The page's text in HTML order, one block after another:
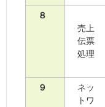
８
売上
伝票
処理
９
ネッ
トワ